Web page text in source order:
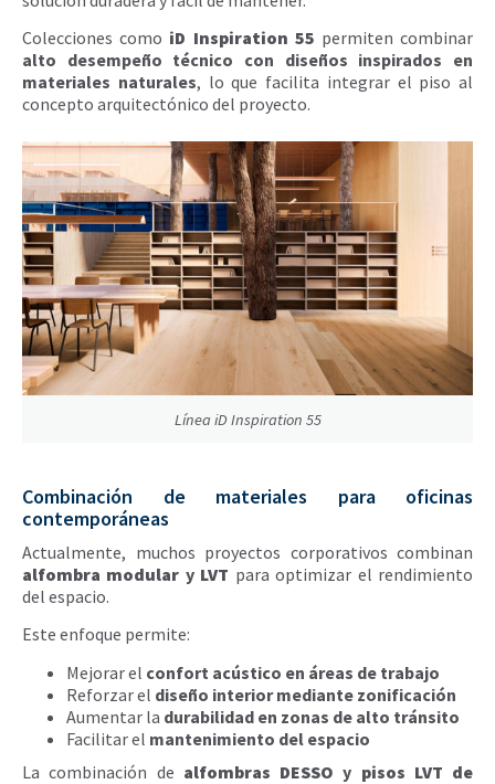
Colecciones como iD Inspiration 55 permiten combinar
alto desempeño técnico con diseños inspirados en
materiales naturales, lo que facilita integrar el piso al
concepto arquitectónico del proyecto.
Línea iD Inspiration 55
Combinación de materiales para oficinas
contemporáneas
Actualmente, muchos proyectos corporativos combinan
alfombra modular y LVT para optimizar el rendimiento
del espacio.
Este enfoque permite:
Mejorar el confort acústico en áreas de trabajo
Reforzar el diseño interior mediante zonificación
Aumentar la durabilidad en zonas de alto tránsito
Facilitar el mantenimiento del espacio
La combinación de alfombras DESSO y pisos LVT de